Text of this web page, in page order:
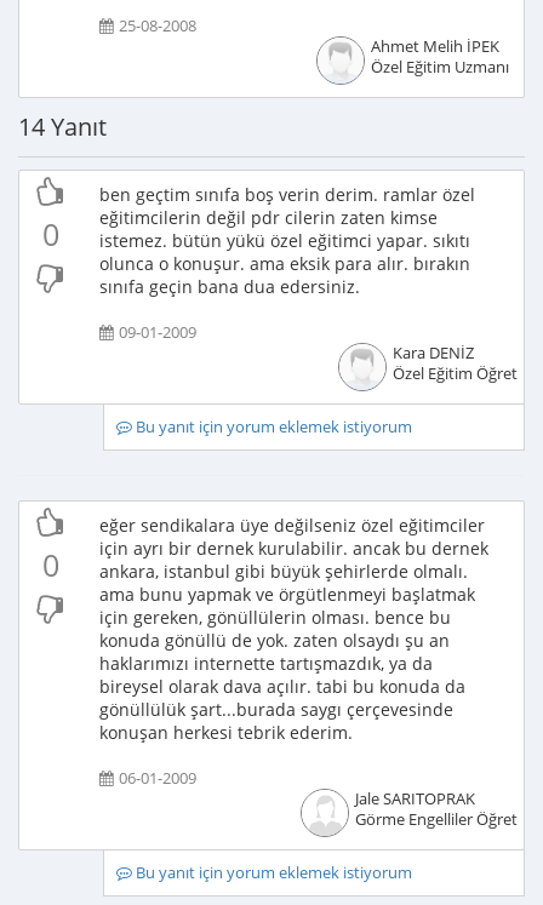
25-08-2008
Ahmet Melih İPEK
Özel Eğitim Uzmanı
14 Yanıt
0
ben geçtim sınıfa boş verin derim. ramlar özel
eğitimcilerin değil pdr cilerin zaten kimse
istemez. bütün yükü özel eğitimci yapar. sıkıtı
olunca o konuşur. ama eksik para alır. bırakın
sınıfa geçin bana dua edersiniz.
09-01-2009
Kara DENİZ
Özel Eğitim
Bu yanıt için yorum eklemek istiyorum
0
eğer sendikalara üye değilseniz özel eğitimciler
için ayrı bir dernek kurulabilir. ancak bu dernek
ankara, istanbul gibi büyük şehirlerde olmalı.
ama bunu yapmak ve örgütlenmeyi başlatmak
için gereken, gönüllülerin olması. bence bu
konuda gönüllü de yok. zaten olsaydı şu an
haklarımızı internette tartışmazdık, ya da
bireysel olarak dava açılır. tabi bu konuda da
gönüllülük şart...burada saygı çerçevesinde
konuşan herkesi tebrik ederim.
06-01-2009
Jale SARITOPRAK
Görme Engelliler
Bu yanıt için yorum eklemek istiyorum